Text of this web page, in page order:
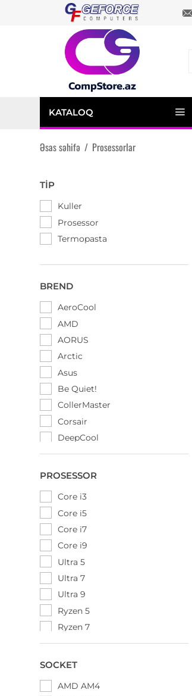
KATALOQ
Əsas səhifə / Prosessorlar
TIP
Kuller
Prosessor
Termopasta
BREND
AeroCool
AMD
AORUS
Arctic
Asus
Be Quiet!
CollerMaster
Corsair
DeepCool
EVGA
Intel
MSI
NZXT
Rampage
Razer
Thermal Grizzly
Thermalright
Thermaltake
TRYX
Zalman
PROSESSOR
Core i3
Core i5
Core i7
Core i9
Ultra 5
Ultra 7
Ultra 9
Ryzen 5
Ryzen 7
Ryzen 9
SOCKET
AMD AM4